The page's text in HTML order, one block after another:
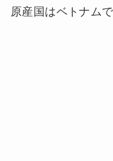
原産国はベトナム